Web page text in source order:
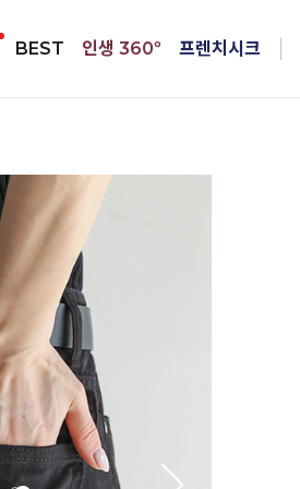
BEST 인생 360º 프렌치시크